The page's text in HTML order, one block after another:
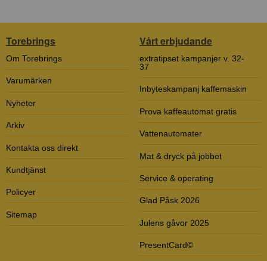
Torebrings
Om Torebrings
Varumärken
Nyheter
Arkiv
Kontakta oss direkt
Kundtjänst
Policyer
Sitemap
Vårt erbjudande
extratipset kampanjer v. 32-
37
Inbyteskampanj kaffemaskin
Prova kaffeautomat gratis
Vattenautomater
Mat & dryck på jobbet
Service & operating
Glad Påsk 2026
Julens gåvor 2025
PresentCard©